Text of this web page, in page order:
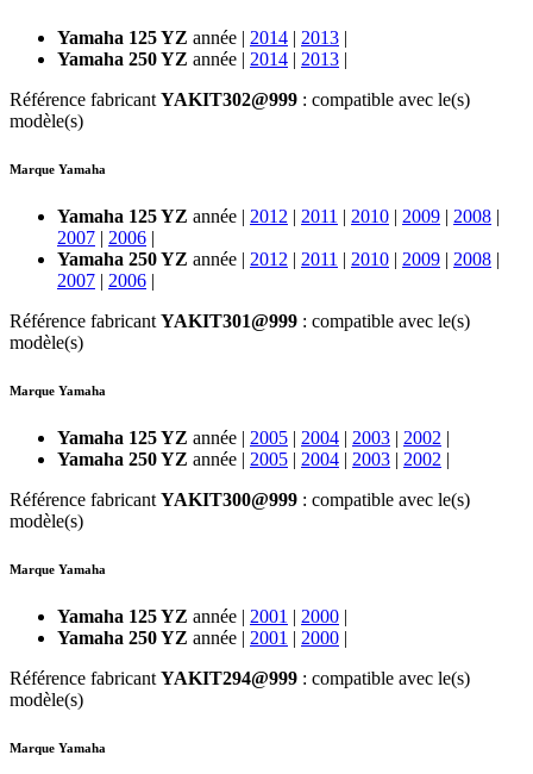
Yamaha 125 YZ année | 2014 | 2013 |
Yamaha 250 YZ année | 2014 | 2013 |
Référence fabricant YAKIT302@999 : compatible avec le(s)
modèle(s)
Marque Yamaha
Yamaha 125 YZ année | 2012 | 2011 | 2010 | 2009 | 2008 |
2007 | 2006 |
Yamaha 250 YZ année | 2012 | 2011 | 2010 | 2009 | 2008 |
2007 | 2006 |
Référence fabricant YAKIT301@999 : compatible avec le(s)
modèle(s)
Marque Yamaha
Yamaha 125 YZ année | 2005 | 2004 | 2003 | 2002 |
Yamaha 250 YZ année | 2005 | 2004 | 2003 | 2002 |
Référence fabricant YAKIT300@999 : compatible avec le(s)
modèle(s)
Marque Yamaha
Yamaha 125 YZ année | 2001 | 2000 |
Yamaha 250 YZ année | 2001 | 2000 |
Référence fabricant YAKIT294@999 : compatible avec le(s)
modèle(s)
Marque Yamaha